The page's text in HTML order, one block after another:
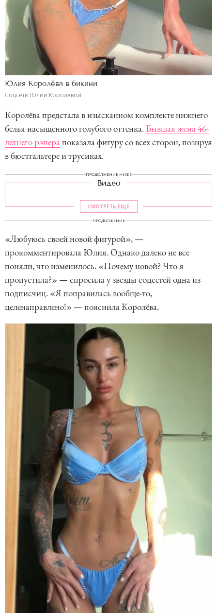
Юлия Королёва в бикини
Соцсети Юлии Королёвой
Королёва предстала в изысканном комплекте нижнего
белья насыщенного голубого оттенка. Бывшая жена 46-
летнего рэперапоказала фигуру со всех сторон, позируя
в бюстгальтере и трусиках.
ПРОДОЛЖЕНИЕ НИЖЕ
Видео
СМОТРЕТЬ ЕЩЕ
ПРОДОЛЖЕНИЕ
«Любуюсь своей новой фигурой», —
прокомментировала Юлия. Однако далеко не все
поняли, что изменилось. «Почему новой? Что я
пропустила?» — спросила у звезды соцсетей одна из
подписчиц. «Я поправилась вообще-то,
целенаправлено!» — пояснила Королёва.